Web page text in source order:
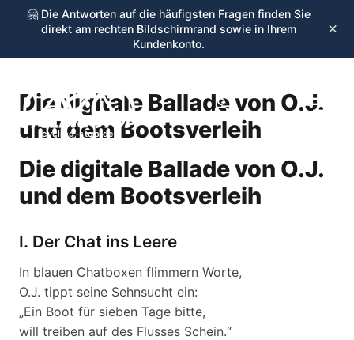
🤗 Die Antworten auf die häufigsten Fragen finden Sie
direkt am rechten Bildschirmrand sowie in Ihrem
Kundenkonto.
×
cycling-stop.de
☰
Die digitale Ballade von O.J.
und dem Bootsverleih
Die digitale Ballade von O.J.
und dem Bootsverleih
I. Der Chat ins Leere
In blauen Chatboxen flimmern Worte,
O.J. tippt seine Sehnsucht ein:
„Ein Boot für sieben Tage bitte,
will treiben auf des Flusses Schein.“